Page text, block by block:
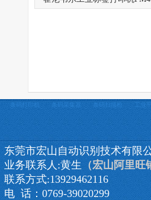
条码打印机 条码采集器 条码扫描枪 工业
东莞市宏山自动识别技术有限
业务联系人:黄生 （宏山阿里旺
联系方式:13929462116
电 话：0769-39020299